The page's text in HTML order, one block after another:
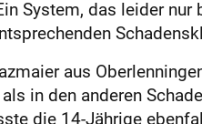
System, das leider
aus
in den anderen
die 14-Jährige